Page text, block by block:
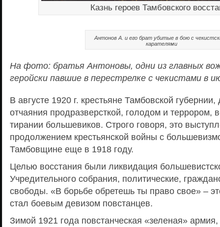
Казнь героев Тамбовского
Антонов А. и его брат убитые в бою с
карателями
На фото: братья Антоновы, одни из главных
геройски павшие в перестрелке с чекистами в
В августе 1920 г. крестьяне Тамбовской
отчаяния продразверсткой, голодом и террором,
тирании большевиков. Строго говоря, это
продолжением крестьянской войны с
Тамбовщине еще в 1918 году.
Целью восстания были ликвидация
Учредительного собрания, политические,
свободы. «В борьбе обретешь ты право свое» –
стал боевым девизом повстанцев.
Зимой 1921 года повстанческая «зеленая»